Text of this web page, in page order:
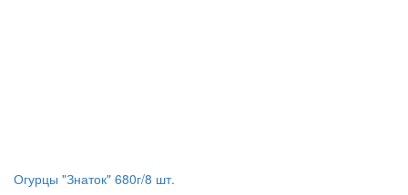
Огурцы "Знаток" 680г/8 шт.